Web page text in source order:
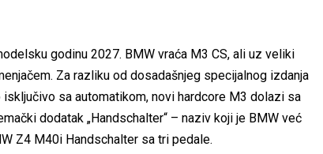
godinu 2027. BMW vraća M3 CS, ali uz veliki
Za razliku od dosadašnjeg specijalnog izdanja
sa automatikom, novi hardcore M3 dolazi sa
dodatak „Handschalter“ – naziv koji je BMW već
Z4 M40i Handschalter sa tri pedale.